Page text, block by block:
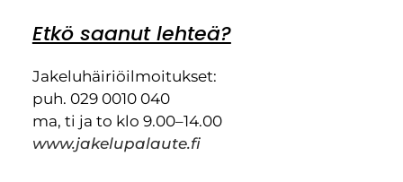
Etkö saanut lehteä?
Jakeluhäiriöilmoitukset:
puh. 029 0010 040
ma, ti ja to klo 9.00–14.00
www.jakelupalaute.fi